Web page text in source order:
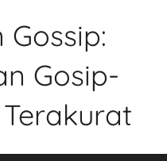
Gosip-